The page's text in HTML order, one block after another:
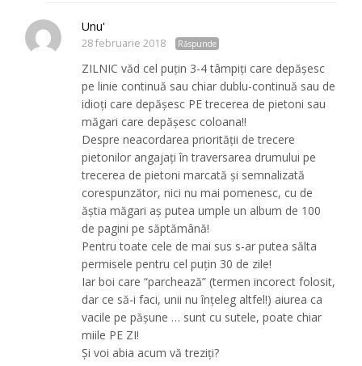
Unu'
28 februarie 2018 Răspunde
ZILNIC văd cel puțin 3-4 tâmpiți care depășesc
pe linie continuă sau chiar dublu-continuă sau de
idioți care depășesc PE trecerea de pietoni sau
măgari care depășesc coloana!!
Despre neacordarea priorității de trecere
pietonilor angajați în traversarea drumului pe
trecerea de pietoni marcată și semnalizată
corespunzător, nici nu mai pomenesc, cu de
ăștia măgari aș putea umple un album de 100
de pagini pe săptămână!
Pentru toate cele de mai sus s-ar putea sălta
permisele pentru cel puțin 30 de zile!
Iar boi care “parchează” (termen incorect folosit,
dar ce să-i faci, unii nu înțeleg altfel!) aiurea ca
vacile pe pășune … sunt cu sutele, poate chiar
miile PE ZI!
Și voi abia acum vă treziți?